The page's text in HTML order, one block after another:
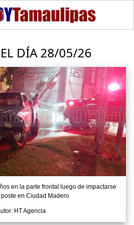
DÍA 28/05/26
en la parte frontal luego de impactarse
en Ciudad Madero
HT Agencia